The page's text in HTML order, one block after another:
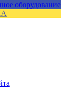
оборудование